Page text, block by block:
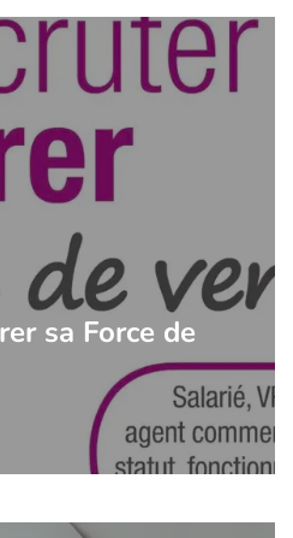
sa Force de